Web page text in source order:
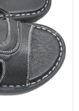
Next